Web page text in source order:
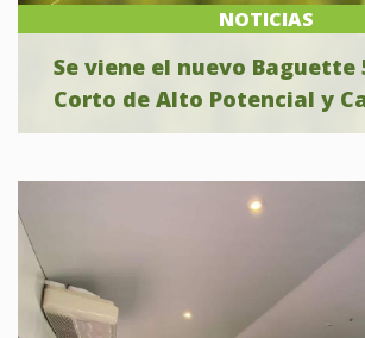
NOTICIAS
Se viene el nuevo Baguette
Corto de Alto Potencial y